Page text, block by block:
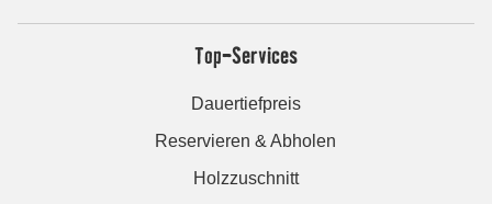
Top-Services
Dauertiefpreis
Reservieren & Abholen
Holzzuschnitt